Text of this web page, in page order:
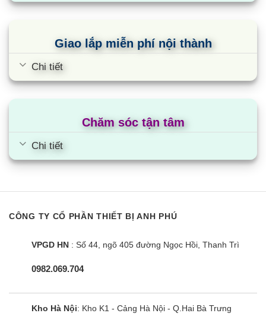
Giao lắp miễn phí nội thành
Chi tiết
Chăm sóc tận tâm
Chi tiết
CÔNG TY CỔ PHẦN THIẾT BỊ ANH PHÚ
VPGD HN : Số 44, ngõ 405 đường Ngọc Hồi, Thanh Trì
0982.069.704
Kho Hà Nội: Kho K1 - Cảng Hà Nội - Q.Hai Bà Trưng